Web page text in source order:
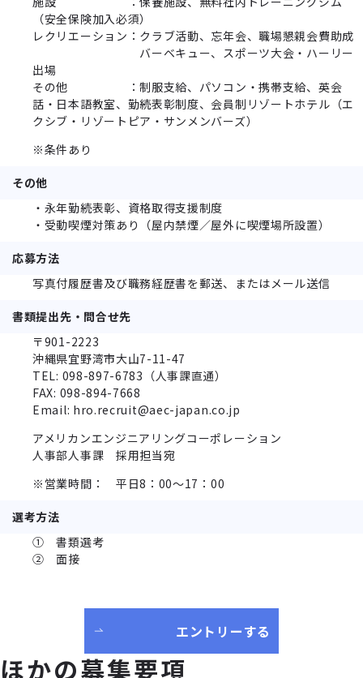
（安全保険加入必須）
レクリエーション：クラブ活動、忘年会、職場懇親会費助成
バーベキュー、スポーツ大会・ハーリー
出場
その他 ：制服支給、パソコン・携帯支給、英会
話・日本語教室、勤続表彰制度、会員制リゾートホテル（エ
クシブ・リゾートピア・サンメンバーズ）
※条件あり
その他
・永年勤続表彰、資格取得支援制度
・受動喫煙対策あり（屋内禁煙／屋外に喫煙場所設置）
応募方法
写真付履歴書及び職務経歴書を郵送、またはメール送信
書類提出先・問合せ先
〒901-2223
沖縄県宜野湾市大山7-11-47
TEL: 098-897-6783（人事課直通）
FAX: 098-894-7668
Email: hro.recruit@aec-japan.co.jp
アメリカンエンジニアリングコーポレーション
人事部人事課 採用担当宛
※営業時間： 平日8：00～17：00
選考方法
① 書類選考
② 面接
エントリーする
ほかの募集要項